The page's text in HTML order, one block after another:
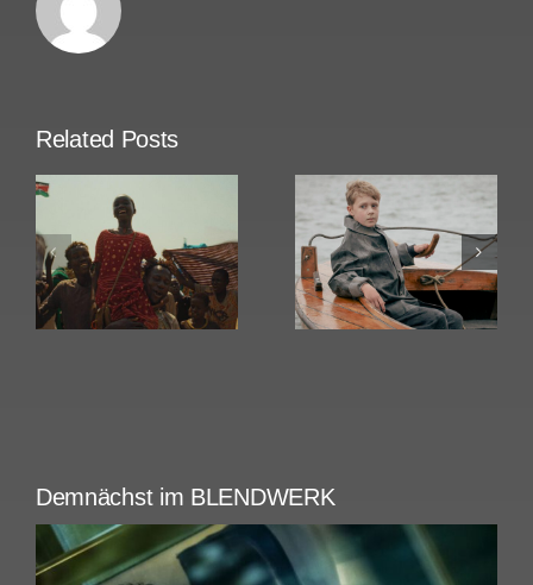
Related Posts
Amrum Rose
Demnächst im BLENDWERK